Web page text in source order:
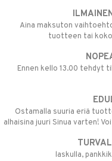
Aina maksuton
tuotteen tai
Ennen kello 13.00 tehdyt
Ostamalla suuria eriä
alhaisina juuri Sinua varten!
laskulla,